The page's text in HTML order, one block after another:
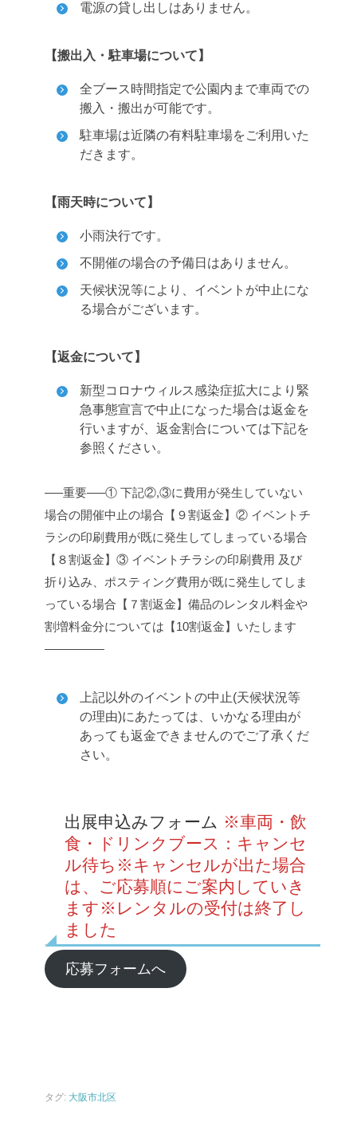
電源の貸し出しはありません。
【搬出入・駐車場について】
全ブース時間指定で公園内まで車両での
搬入・搬出が可能です。
駐車場は近隣の有料駐車場をご利用いた
だきます。
【雨天時について】
小雨決行です。
不開催の場合の予備日はありません。
天候状況等により、イベントが中止にな
る場合がございます。
【返金について】
新型コロナウィルス感染症拡大により緊
急事態宣言で中止になった場合は返金を
行いますが、返金割合については下記を
参照ください。
—–重要—–① 下記②,③に費用が発生していない
場合の開催中止の場合【９割返金】 ② イベントチ
ラシの印刷費用が既に発生してしまっている場合
【８割返金】 ③ イベントチラシの印刷費用 及び
折り込み、ポスティング費用が既に発生してしま
っている場合【７割返金】 備品のレンタル料金や
割増料金分については【10割返金】いたします
—————
上記以外のイベントの中止(天候状況等
の理由)にあたっては、いかなる理由が
あっても返金できませんのでご了承くだ
さい。
出展申込みフォーム ※車両・飲
食・ドリンクブース：キャンセ
ル待ち ※キャンセルが出た場合
は、ご応募順にご案内していき
ます ※レンタルの受付は終了し
ました
応募フォームへ
タグ: 大阪市北区